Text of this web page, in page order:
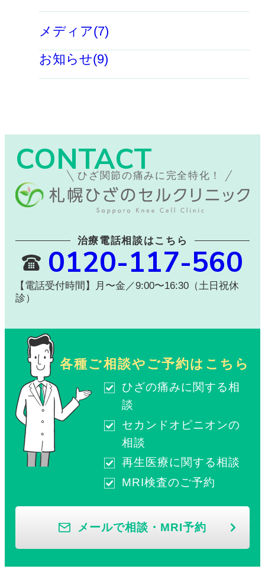
メディア(7)
お知らせ(9)
CONTACT
ひざ関節の痛みに完全特化！
治療電話相談はこちら
0120-117-560
【電話受付時間】月〜金／9:00〜16:30（土日祝休
診）
各種ご相談やご予約はこちら
ひざの痛みに関する相
談
セカンドオピニオンの
相談
再生医療に関する相談
MRI検査のご予約
メールで相談・MRI予約